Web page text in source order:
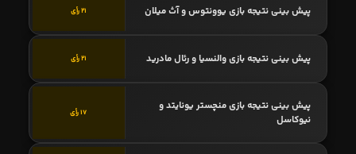
پیش بینی نتیجه بازی یوونتوس و آث میلان 21 رأی
پیش بینی نتیجه بازی والنسیا و رئال مادرید 21 رأی
پیش بینی نتیجه بازی منچستر یونایتد و
نیوکاسل
17 رأی